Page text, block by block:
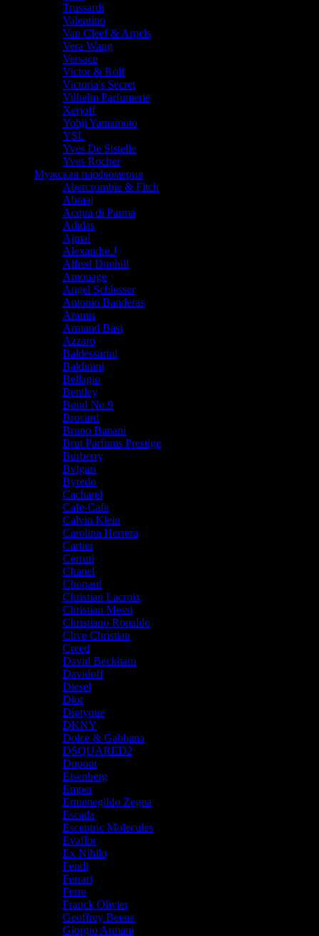
Trussardi
Valentino
Van Cleef & Arpels
Vera Wang
Versace
Victor & Rolf
Victoria's Secret
Vilhelm Parfumerie
Xerjoff
Yohji Yamamoto
YSL
Yves De Sistelle
Yves Rocher
Мужская парфюмерия
Abercrombie & Fitch
Abraaj
Acqua di Parma
Adidas
Ajmal
Alexandre.J
Alfred Dunhill
Amouage
Angel Schlesser
Antonio Banderas
Aramis
Armand Basi
Azzaro
Baldessarini
Baldinini
Bellagio
Bentley
Bond No.9
Brocard
Bruno Banani
Brut Parfums Prestige
Burberry
Bvlgari
Byredo
Cacharel
Cafe-Cafe
Calvin Klein
Carolina Herrera
Cartier
Cerruti
Chanel
Chopard
Christian Lacroix
Christian Messi
Christiano Ronaldo
Clive Christian
Creed
David Beckham
Davidoff
Diesel
Dior
Diptyque
DKNY
Dolce & Gabbana
DSQUARED2
Dupont
Eisenberg
Emper
Ermenegildo Zegna
Escada
Escentric Molecules
Evaflor
Ex Nihilo
Fendi
Ferrari
Ferre
Franck Olivier
Geoffrey Beene
Giorgio Armani